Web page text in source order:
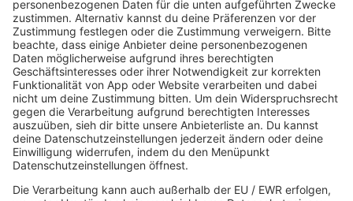
AKTUELL
Aktuelles von den R.SH Schleswig-Holstein-Reportern
Jobbörse
MUSIK
Unsere Musikstreams
Titelsuche
Konzerte und Events